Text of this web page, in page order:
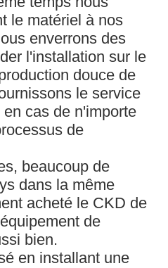
le matériel à nos
enverrons des
l'installation sur le
douce de
le service
cas de n'importe
de
beaucoup de
dans la même
acheté le CKD de
de
bien.
en installant une